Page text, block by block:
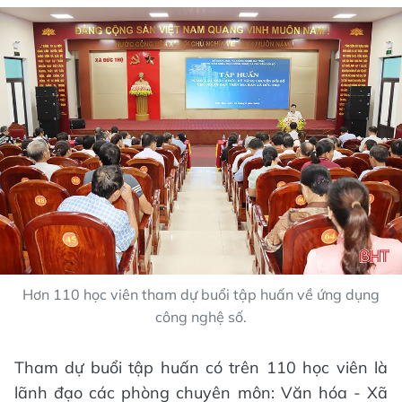
Hơn 110 học viên tham dự buổi tập huấn về ứng dụng
công nghệ số.
Tham dự buổi tập huấn có trên 110 học viên là
lãnh đạo các phòng chuyên môn: Văn hóa - Xã